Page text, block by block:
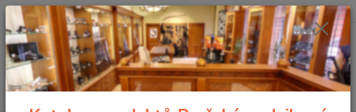
Menu
Hledat
+420 225 375 800